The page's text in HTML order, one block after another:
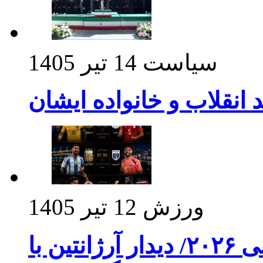
سیاست 14 تیر 1405
انقلاب و خانواده ایشان
ورزش 12 تیر 1405
برنامه بازی های امشب جام جهانی ۲۰۲۶/ دیدار آرژانتین با